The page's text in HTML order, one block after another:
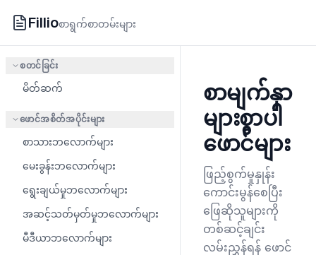
Fillioစာရွက်စာတမ်းများ
စတင်ခြင်း
မိတ်ဆက်
ဖောင်အစိတ်အပိုင်းများ
စာသားဘလောက်များ
မေးခွန်းဘလောက်များ
ရွေးချယ်မှုဘလောက်များ
အဆင့်သတ်မှတ်မှုဘလောက်များ
မီဒီယာဘလောက်များ
စာမျက်နှာ
များစွာပါ
ဖောင်များ
ဖြည့်စွက်မှုနှုန်း
ကောင်းမွန်စေပြီး
ဖြေဆိုသူများကို
တစ်ဆင့်ချင်း
လမ်းညွှန်ရန် ဖောင်